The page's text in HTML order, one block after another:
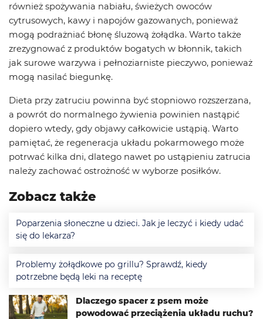
również spożywania nabiału, świeżych owoców
cytrusowych, kawy i napojów gazowanych, ponieważ
mogą podrażniać błonę śluzową żołądka. Warto także
zrezygnować z produktów bogatych w błonnik, takich
jak surowe warzywa i pełnoziarniste pieczywo, ponieważ
mogą nasilać biegunkę.
Dieta przy zatruciu powinna być stopniowo rozszerzana,
a powrót do normalnego żywienia powinien nastąpić
dopiero wtedy, gdy objawy całkowicie ustąpią. Warto
pamiętać, że regeneracja układu pokarmowego może
potrwać kilka dni, dlatego nawet po ustąpieniu zatrucia
należy zachować ostrożność w wyborze posiłków.
Zobacz także
Poparzenia słoneczne u dzieci. Jak je leczyć i kiedy udać
się do lekarza?
Problemy żołądkowe po grillu? Sprawdź, kiedy
potrzebne będą leki na receptę
Dlaczego spacer z psem może
powodować przeciążenia układu ruchu?